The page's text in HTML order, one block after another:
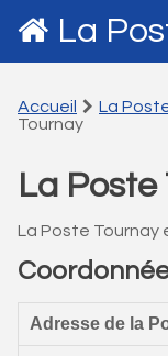
La
Accueil La
Tournay
La Poste
La Poste Tournay
Adresse de la